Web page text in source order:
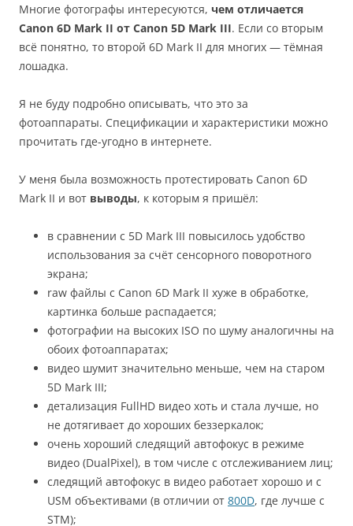
Многие фотографы интересуются, чем отличается
Canon 6D Mark II от Canon 5D Mark III. Если со вторым
всё понятно, то второй 6D Mark II для многих — тёмная
лошадка.
Я не буду подробно описывать, что это за
фотоаппараты. Спецификации и характеристики можно
прочитать где-угодно в интернете.
У меня была возможность протестировать Canon 6D
Mark II и вот выводы, к которым я пришёл:
в сравнении с 5D Mark III повысилось удобство
использования за счёт сенсорного поворотного
экрана;
raw файлы с Canon 6D Mark II хуже в обработке,
картинка больше распадается;
фотографии на высоких ISO по шуму аналогичны на
обоих фотоаппаратах;
видео шумит значительно меньше, чем на старом
5D Mark III;
детализация FullHD видео хоть и стала лучше, но
не дотягивает до хороших беззеркалок;
очень хороший следящий автофокус в режиме
видео (DualPixel), в том числе с отслеживанием лиц;
следящий автофокус в видео работает хорошо и с
USM объективами (в отличии от 800D, где лучше с
STM);